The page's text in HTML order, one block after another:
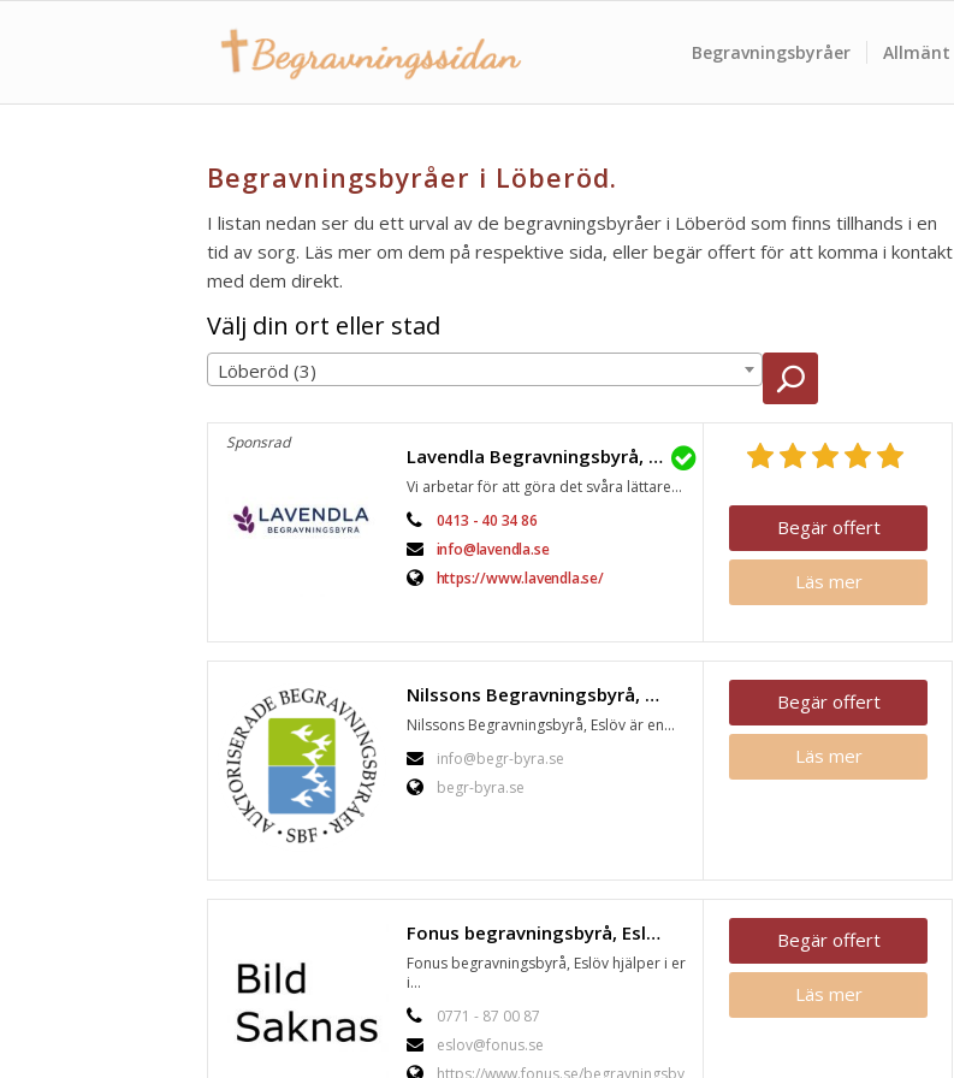
Begravningsbyråer Allmänt
Begravningsbyråer i Löberöd.
I listan nedan ser du ett urval av de begravningsbyråer i Löberöd som finns tillhands i en
tid av sorg. Läs mer om dem på respektive sida, eller begär offert för att komma i kontakt
med dem direkt.
Välj din ort eller stad
Löberöd (3)
Sponsrad
Lavendla Begravningsbyrå, Eslöv
Vi arbetar för att göra det svåra lättare...
0413 - 40 34 86
info@lavendla.se
https://www.lavendla.se/
Begär offert
Läs mer
Nilssons Begravningsbyrå, Eslöv
Nilssons Begravningsbyrå, Eslöv är en...
info@begr-byra.se
begr-byra.se
Begär offert
Läs mer
Fonus begravningsbyrå, Eslöv
Fonus begravningsbyrå, Eslöv hjälper i er
i...
0771 - 87 00 87
eslov@fonus.se
https://www.fonus.se/begravningsby
Begär offert
Läs mer